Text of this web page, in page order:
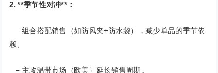
2. **季节性对冲**：
– 组合搭配销售（如防风夹+防水袋），减少单品的季节依
赖。
– 主攻温带市场（欧美）延长销售周期。